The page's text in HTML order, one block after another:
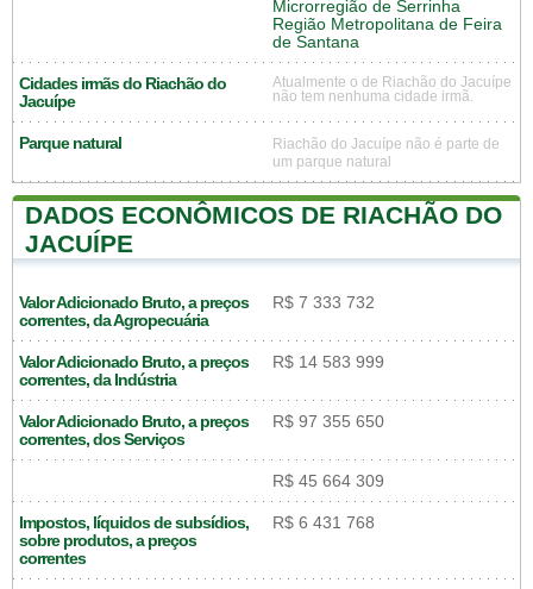
Microrregião de Serrinha
Região Metropolitana de Feira
de Santana
Cidades irmãs do Riachão do
Jacuípe
Atualmente o de Riachão do Jacuípe
não tem nenhuma cidade irmã.
Parque natural
Riachão do Jacuípe não é parte de
um parque natural
DADOS ECONÔMICOS DE RIACHÃO DO
JACUÍPE
Valor Adicionado Bruto, a preços
correntes, da Agropecuária
R$ 7 333 732
Valor Adicionado Bruto, a preços
correntes, da Indústria
R$ 14 583 999
Valor Adicionado Bruto, a preços
correntes, dos Serviços
R$ 97 355 650
R$ 45 664 309
Impostos, líquidos de subsídios,
sobre produtos, a preços
correntes
R$ 6 431 768